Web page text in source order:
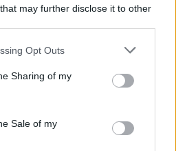
that may further disclose it to other
Opt Outs
Sharing of my
Sale of my